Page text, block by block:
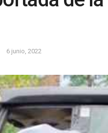
6 junio, 2022